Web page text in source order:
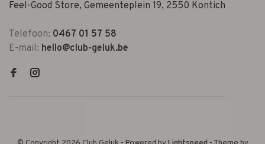
Feel-Good Store, Gemeenteplein 19, 2550 Kontich
Telefoon: 0467 01 57 58
E-mail: hello@club-geluk.be